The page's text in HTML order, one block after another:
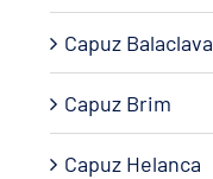
Capuz Balaclava
Capuz Brim
Capuz Helanca